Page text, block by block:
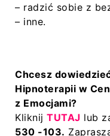
– radzić sobie z
– inne.
Chcesz
Hipnoterapii w
z Emocjami?
Kliknij TUTAJ lub
530 -103.